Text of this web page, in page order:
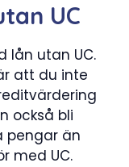
UC
lån utan UC.
att du inte
också bli
pengar än
med UC.